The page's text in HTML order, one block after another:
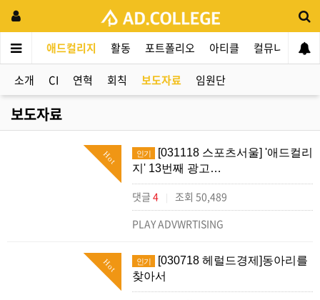
애드컬리지 활동 포트폴리오 아티클 컬뮤니티
소개 CI 연혁 회칙 보도자료 임원단
보도자료
Hot 인기
[031118 스포츠서울] '애드컬리
지' 13번째 광고…
댓글 4 |
조회 50,489
PLAY ADVWRTISING
Hot 인기
[030718 헤럴드경제]동아리를
찾아서